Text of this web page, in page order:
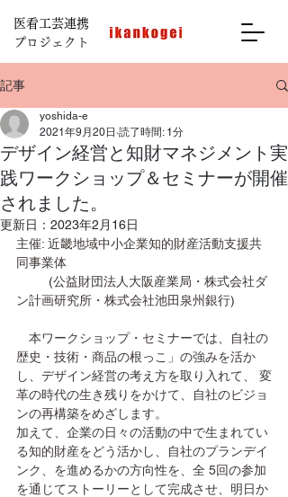
医看工芸連携
プロジェクト
記事
デザイン経営と知財マネジメント実
践ワークショップ＆セミナーが開催
されました。
yoshida-e
2021年9月20日 読了時間: 1分
更新日： 2023年2月16日
主催: 近畿地域中小企業知的財産活動支援共
同事業体
ン計画研究所・株式会社池田泉州銀行)
本ワークショップ・セミナーでは、自社の
歴史・技術・商品の根っこ」の強みを活か
し、デザイン経営の考え方を取り入れて、 変
革の時代の生き残りをかけて、自社のビジョ
ンの再構築をめざします。
加えて、企業の日々の活動の中で生まれてい
る知的財産をどう活かし、自社のプランデイ
ンク、を進めるかの方向性を、全 5回の参加
を通じてストーリーとして完成させ、明日か